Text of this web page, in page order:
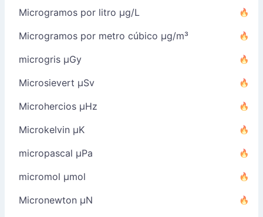
Microgramos por litro µg/L
Microgramos por metro cúbico µg/m³
microgris µGy
Microsievert µSv
Microhercios µHz
Microkelvin µK
micropascal µPa
micromol µmol
Micronewton µN